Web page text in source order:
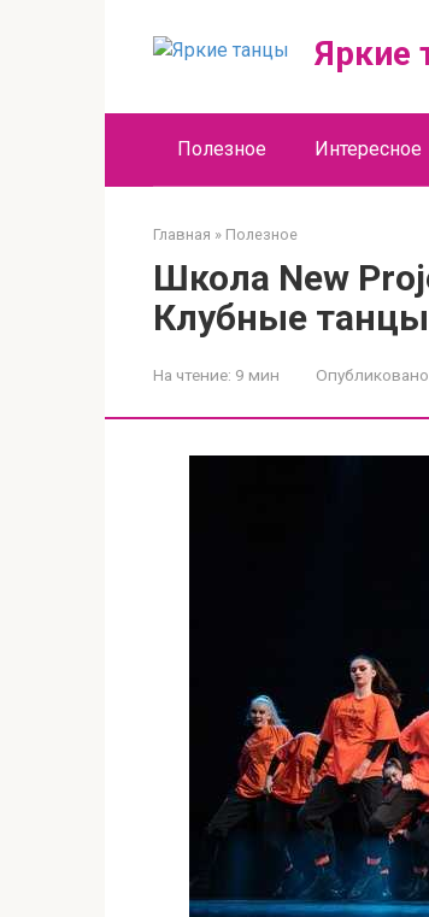
Яркие
Полезное Интересное
Главная » Полезное
Школа New
Клубные танцы
На чтение: 9 мин